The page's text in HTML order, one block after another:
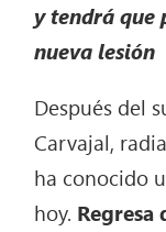
y tendrá que
nueva lesión
Después del
Carvajal,
ha conocido
hoy. Regresa